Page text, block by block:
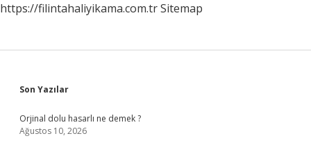
https://filintahaliyikama.com.trSitemap
Sidebar
Son Yazılar
Orjinal dolu hasarlı ne demek ?
Ağustos 10, 2026